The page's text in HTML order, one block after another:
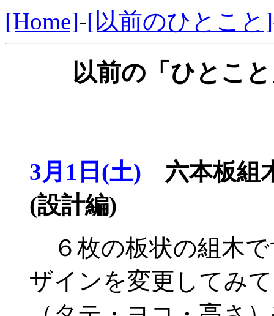
[Home]-[以前のひとこと]
以前の「ひとこ
3月1日(土) 六本板組
(設計編)
６枚の板状の組木
ザインを変更してみ